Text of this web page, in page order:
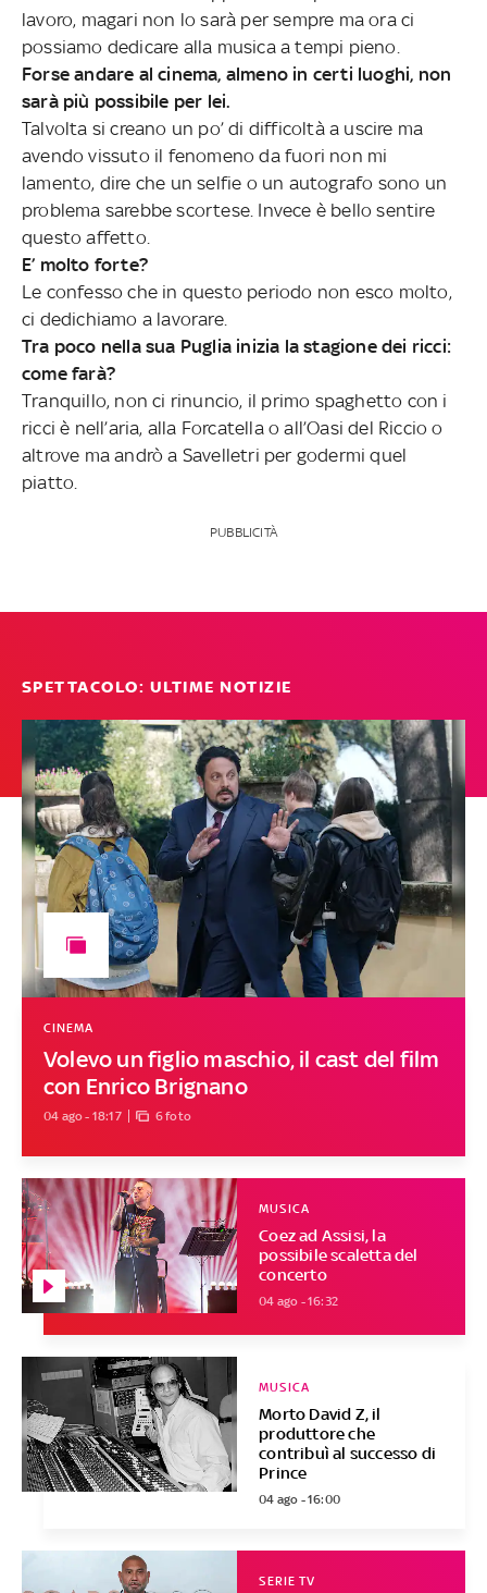
lavoro, magari non lo sarà per sempre ma ora ci
possiamo dedicare alla musica a tempi pieno.
Forse andare al cinema, almeno in certi luoghi, non
sarà più possibile per lei.
Talvolta si creano un po’ di difficoltà a uscire ma
avendo vissuto il fenomeno da fuori non mi
lamento, dire che un selfie o un autografo sono un
problema sarebbe scortese. Invece è bello sentire
questo affetto.
E’ molto forte?
Le confesso che in questo periodo non esco molto,
ci dedichiamo a lavorare.
Tra poco nella sua Puglia inizia la stagione dei ricci:
come farà?
Tranquillo, non ci rinuncio, il primo spaghetto con i
ricci è nell’aria, alla Forcatella o all’Oasi del Riccio o
altrove ma andrò a Savelletri per godermi quel
piatto.
PUBBLICITÀ
SPETTACOLO: ULTIME NOTIZIE
Volevo un figlio maschio, il cast del film
con Enrico Brignano
CINEMA
04 ago - 18:17 6 foto
Coez ad Assisi, la
possibile scaletta del
concerto
MUSICA
04 ago - 16:32
Morto David Z, il
produttore che
contribuì al successo di
Prince
MUSICA
04 ago - 16:00
SERIE TV